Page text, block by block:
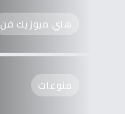
هاي ميوزيك فن
منوعات